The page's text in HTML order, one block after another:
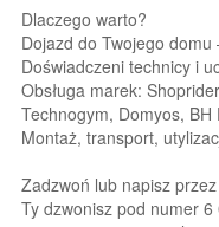
Dlaczego warto?
Dojazd do Twojego
Doświadczeni technicy i
Obsługa marek:
Technogym, Domyos,
Montaż, transport,
Zadzwoń lub napisz
Ty dzwonisz pod numer